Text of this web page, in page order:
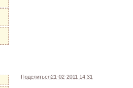
Поделиться21-02-2011 14:31